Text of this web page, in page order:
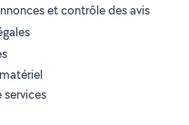
et contrôle des avis